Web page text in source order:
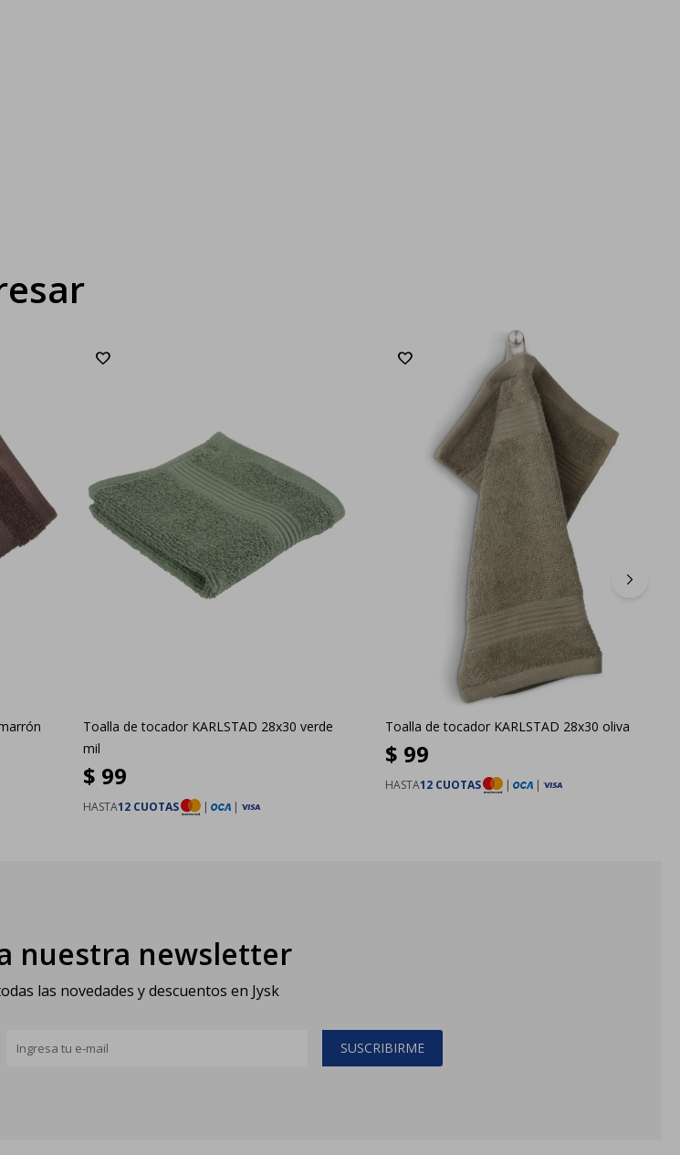
Toalla de tocador KARLSTAD 28x30 verde
mil
$ 99
HASTA12 CUOTAS | |
Toalla de tocador KARLSTAD 28x30 oliva
$ 99
HASTA12 CUOTAS | |
nuestra newsletter
las novedades y descuentos en Jysk
SUSCRIBIRME